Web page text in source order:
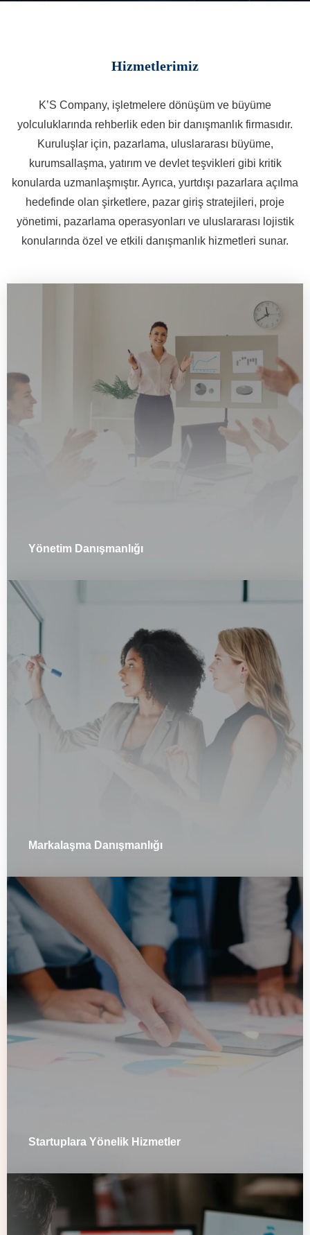
Hizmetlerimiz
K’S Company, işletmelere dönüşüm ve büyüme
yolculuklarında rehberlik eden bir danışmanlık firmasıdır.
Kuruluşlar için, pazarlama, uluslararası büyüme,
kurumsallaşma, yatırım ve devlet teşvikleri gibi kritik
konularda uzmanlaşmıştır. Ayrıca, yurtdışı pazarlara açılma
hedefinde olan şirketlere, pazar giriş stratejileri, proje
yönetimi, pazarlama operasyonları ve uluslararası lojistik
konularında özel ve etkili danışmanlık hizmetleri sunar.
Yönetim Danışmanlığı
Markalaşma Danışmanlığı
Startuplara Yönelik Hizmetler